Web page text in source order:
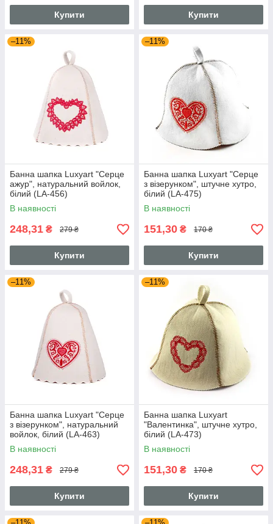
Купити Купити
–11%
Банна шапка Luxyart "Серце
ажур", натуральний войлок,
білий (LA-456)
В наявності
248,31 ₴ 279 ₴
Купити
–11%
Банна шапка Luxyart "Серце
з візерунком", штучне хутро,
білий (LA-475)
В наявності
151,30 ₴ 170 ₴
Купити
–11%
Банна шапка Luxyart "Серце
з візерунком", натуральний
войлок, білий (LA-463)
В наявності
248,31 ₴ 279 ₴
Купити
–11%
Банна шапка Luxyart
"Валентинка", штучне хутро,
білий (LA-473)
В наявності
151,30 ₴ 170 ₴
Купити